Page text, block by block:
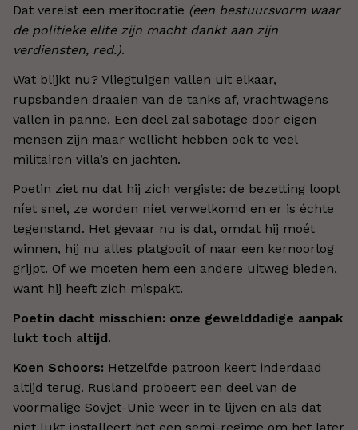
Dat vereist een meritocratie (een bestuursvorm waar
de politieke elite zijn macht dankt aan zijn
verdiensten, red.).
Wat blijkt nu? Vliegtuigen vallen uit elkaar,
rupsbanden draaien van de tanks af, vrachtwagens
vallen in panne. Een deel zal sabotage door eigen
mensen zijn maar wellicht hebben ook te veel
militairen villa’s en jachten.
Poetin ziet nu dat hij zich vergiste: de bezetting loopt
níet snel, ze worden níet verwelkomd en er is échte
tegenstand. Het gevaar nu is dat, omdat hij moét
winnen, hij nu alles platgooit of naar een kernoorlog
grijpt. Of we moeten hem een andere uitweg bieden,
want hij heeft zich mispakt.
Poetin dacht misschien: onze gewelddadige aanpak
lukt toch altijd.
Koen Schoors: Hetzelfde patroon keert inderdaad
altijd terug. Rusland probeert een deel van de
voormalige Sovjet-Unie weer in te lijven en als dat